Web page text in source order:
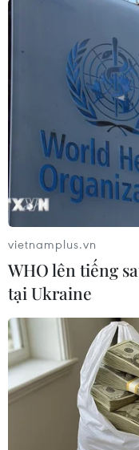
#Tăng chi phí quân sự
#Tuyên bố
Triều Tiên
Theo dõi VietnamPlus
vietnamplus.vn
WHO lên tiếng
tại Ukraine